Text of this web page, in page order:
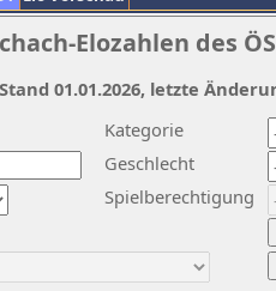
Elozahlen des
Kategorie
Geschlecht
Spielberechtigung
01.01.2026, letzte